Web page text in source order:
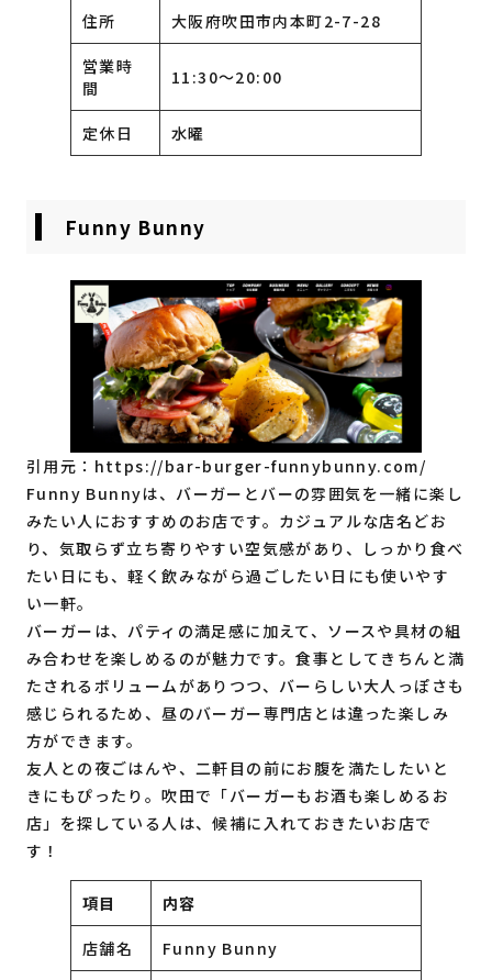
住所 大阪府吹田市内本町2-7-28
営業時
間
11:30〜20:00
定休日 水曜
Funny Bunny
引用元： https://bar-burger-funnybunny.com/
Funny Bunnyは、バーガーとバーの雰囲気を一緒に楽し
みたい人におすすめのお店です。カジュアルな店名どお
り、気取らず立ち寄りやすい空気感があり、しっかり食べ
たい日にも、軽く飲みながら過ごしたい日にも使いやす
い一軒。
バーガーは、パティの満足感に加えて、ソースや具材の組
み合わせを楽しめるのが魅力です。食事としてきちんと満
たされるボリュームがありつつ、バーらしい大人っぽさも
感じられるため、昼のバーガー専門店とは違った楽しみ
方ができます。
友人との夜ごはんや、二軒目の前にお腹を満たしたいと
きにもぴったり。吹田で「バーガーもお酒も楽しめるお
店」を探している人は、候補に入れておきたいお店で
す！
項目 内容
店舗名 Funny Bunny